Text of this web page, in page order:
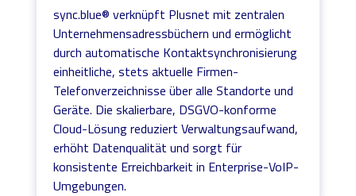
sync.blue® verknüpft Plusnet mit zentralen
Unternehmensadressbüchern und ermöglicht
durch automatische Kontaktsynchronisierung
einheitliche, stets aktuelle Firmen-
Telefonverzeichnisse über alle Standorte und
Geräte. Die skalierbare, DSGVO-konforme
Cloud-Lösung reduziert Verwaltungsaufwand,
erhöht Datenqualität und sorgt für
konsistente Erreichbarkeit in Enterprise-VoIP-
Umgebungen.